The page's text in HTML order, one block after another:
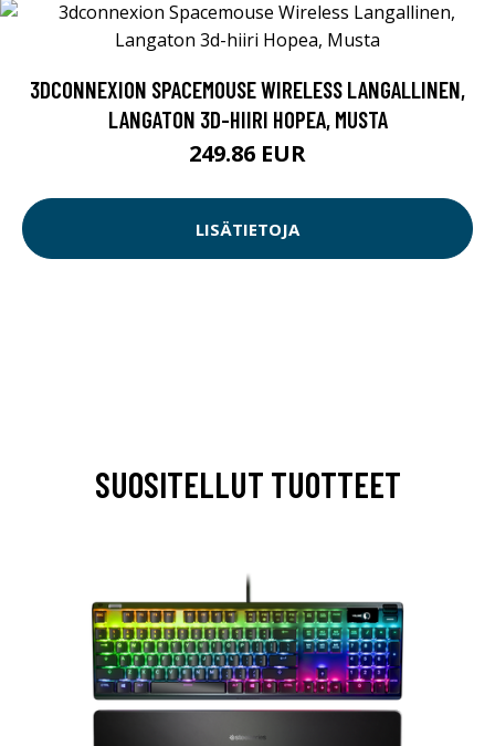
3DCONNEXION SPACEMOUSE WIRELESS LANGALLINEN,
LANGATON 3D-HIIRI HOPEA, MUSTA
249.86 EUR
LISÄTIETOJA
SUOSITELLUT TUOTTEET